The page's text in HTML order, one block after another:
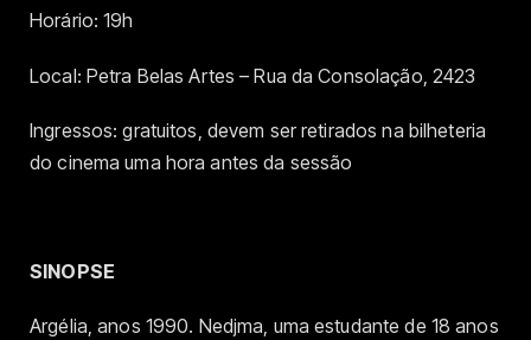
Horário: 19h
Local: Petra Belas Artes – Rua da Consolação, 2423
Ingressos: gratuitos, devem ser retirados na bilheteria
do cinema uma hora antes da sessão
SINOPSE
Argélia, anos 1990. Nedjma, uma estudante de 18 anos